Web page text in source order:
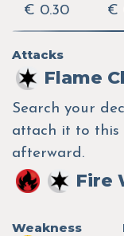
€ 0.30
€
Attacks
Flame
Search your
attach it to this
afterward.
Fire
Weakness